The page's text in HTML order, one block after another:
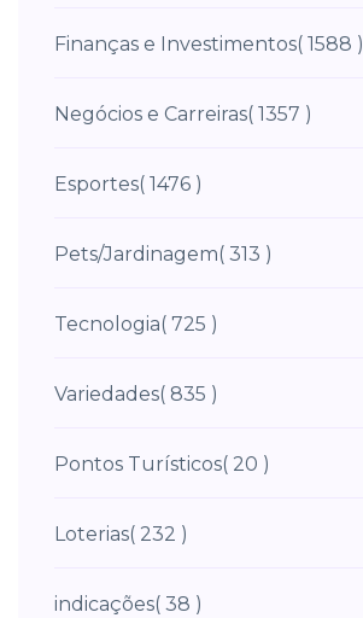
Finanças e Investimentos( 1588 )
Negócios e Carreiras( 1357 )
Esportes( 1476 )
Pets/Jardinagem( 313 )
Tecnologia( 725 )
Variedades( 835 )
Pontos Turísticos( 20 )
Loterias( 232 )
indicações( 38 )